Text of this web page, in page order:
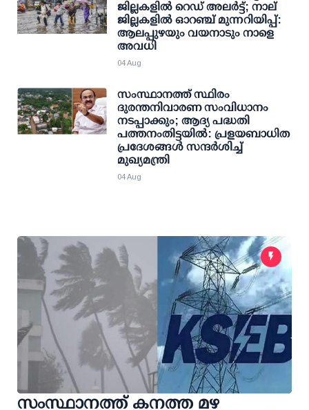
ജില്ലകളില്‍ റെഡ് അലര്‍ട്ട്; നാല്
ജില്ലകളില്‍ ഓറഞ്ച് മുന്നറിയിപ്പ്:
ആലപ്പുഴയും വയനാടും നാളെ
അവധി
04 Aug
സംസ്ഥാനത്ത് സ്ഥിരം
ദുരന്തനിവാരണ സംവിധാനം
നടപ്പാക്കും; ആദ്യ പദ്ധതി
പത്തനംതിട്ടയില്‍: പ്രളയബാധിത
പ്രദേശങ്ങള്‍ സന്ദര്‍ശിച്ച്
മുഖ്യമന്ത്രി
04 Aug
സംസ്ഥാനത്ത് കനത്ത മഴ